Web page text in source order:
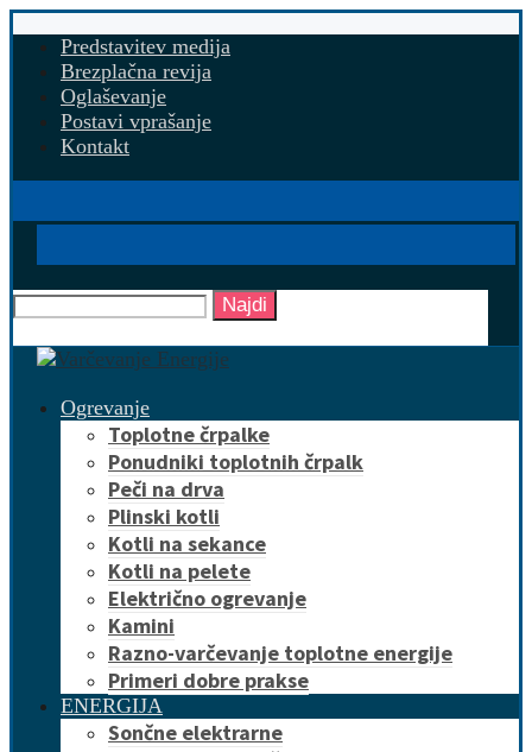
Predstavitev medija
Brezplačna revija
Oglaševanje
Postavi vprašanje
Kontakt
Najdi
Ogrevanje
Toplotne črpalke
Ponudniki toplotnih črpalk
Peči na drva
Plinski kotli
Kotli na sekance
Kotli na pelete
Električno ogrevanje
Kamini
Razno-varčevanje toplotne energije
Primeri dobre prakse
ENERGIJA
Sončne elektrarne